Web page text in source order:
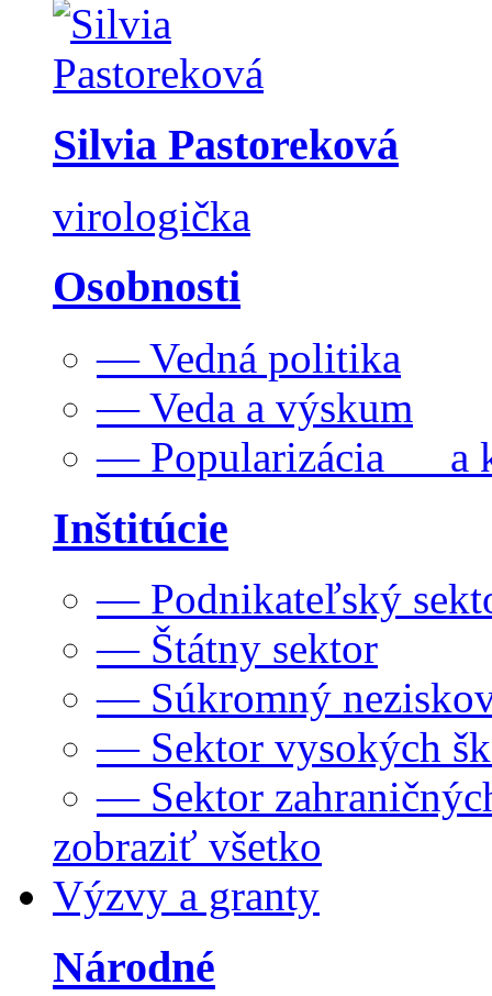
Silvia Pastoreková
virologička
Osobnosti
— Vedná politika
— Veda a výskum
— Popularizácia a
Inštitúcie
— Podnikateľský
— Štátny sektor
— Súkromný
— Sektor vysokých
— Sektor
zobraziť všetko
Výzvy a granty
Národné